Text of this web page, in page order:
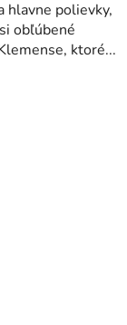
hlavne polievky,
obľúbené
ktoré...